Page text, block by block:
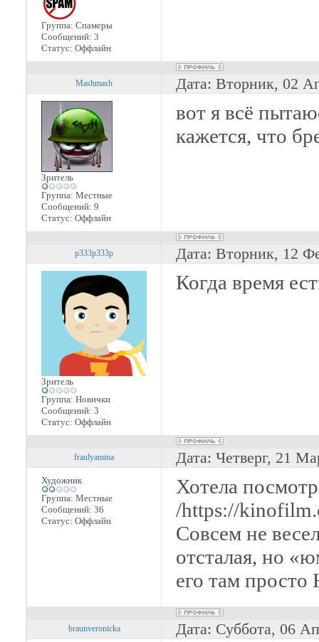
Группа: Спамеры
Сообщений: 3
Статус: Оффлайн
Mashmash Дата: Вторник, 02
Зритель
Группа: Местные
Сообщений: 9
Статус: Оффлайн
вот я всё
кажется, что
p333p333p Дата: Вторник, 12
Зритель
Группа: Новички
Сообщений: 3
Статус: Оффлайн
Когда время
fraulyamina Дата: Четверг, 21
Художник
Группа: Местные
Сообщений: 36
Статус: Оффлайн
Хотела
/https://
Совсем не
отсталая, но
его там
braunveronicka Дата: Суббота, 06